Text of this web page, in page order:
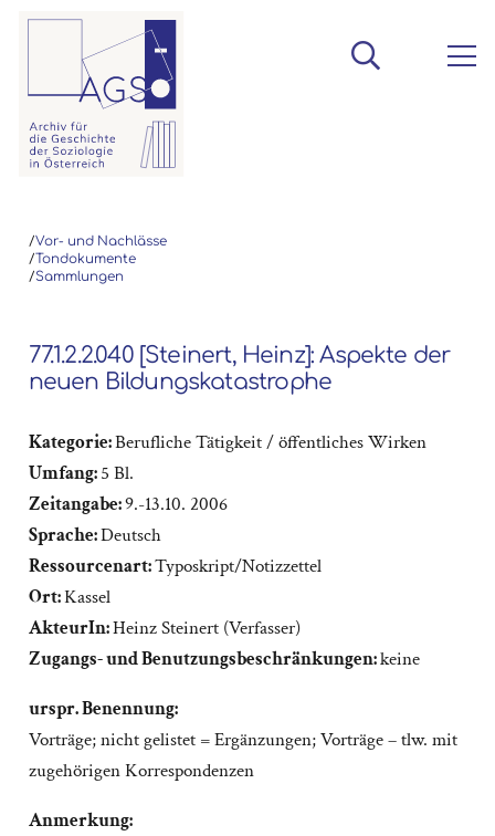
/Vor- und Nachlässe
/Tondokumente
/Sammlungen
77.1.2.2.040 [Steinert, Heinz]: Aspekte der
neuen Bildungskatastrophe
Kategorie:Berufliche Tätigkeit / öffentliches Wirken
Umfang:5 Bl.
Zeitangabe:9.-13.10. 2006
Sprache:Deutsch
Ressourcenart:Typoskript/Notizzettel
Ort:Kassel
AkteurIn:Heinz Steinert (Verfasser)
Zugangs- und Benutzungsbeschränkungen:keine
urspr. Benennung:
Vorträge; nicht gelistet = Ergänzungen; Vorträge – tlw. mit
zugehörigen Korrespondenzen
Anmerkung: